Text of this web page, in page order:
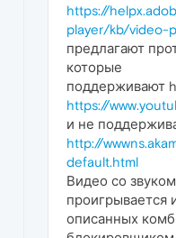
https://
player/kb/video-
предлагают
которые
поддерживают
https://
и не
http://
default.html
Видео со
проигрывается
описанных